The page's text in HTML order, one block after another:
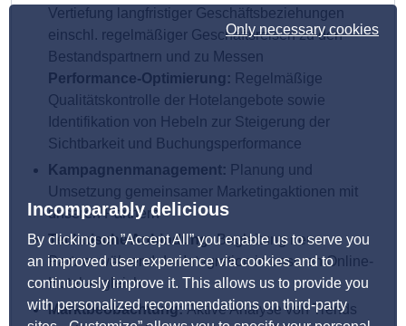
Only necessary cookies
Incomparably delicious
By clicking on ”Accept All” you enable us to serve you
an improved user experience via cookies and to
continuously improve it. This allows us to provide you
with personalized recommendations on third-party
Vertiefung langfristiger Geschäftsbeziehungen
einschl. regelmäßiger Geschäftsreisen zu den
Bestandspartnern und zu Messen
Performance-Optimierung: Regelmäßige
Qualitätskontrolle der Hotelangebote sowie
Identifikation von Hebeln zur Steigerung der
Sichtbarkeit und Buchungsperformance
Kampagnenmanagement: Planung und
Umsetzung gemeinsamer Marketingaktionen mit
unseren Partnern
Technische Anbindung:Begleitung neuer
Partner während der Integration in unseren Online-
Hotelvergleich
Marktbeobachtung:Aktive Analyse von Trends